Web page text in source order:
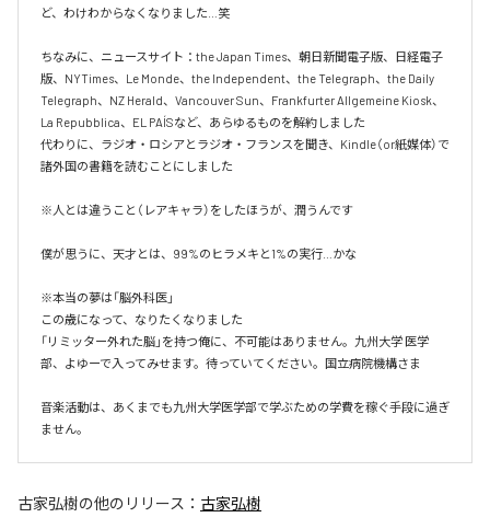
ど、わけわからなくなりました…笑
ちなみに、ニュースサイト：the Japan Times、朝日新聞電子版、日経電子
版、NYTimes、Le Monde、the Independent、the Telegraph、the Daily
Telegraph、NZ Herald、Vancouver Sun、Frankfurter Allgemeine Kiosk、
La Repubblica、EL PAÍSなど、あらゆるものを解約しました
代わりに、ラジオ・ロシアとラジオ・フランスを聞き、Kindle（or紙媒体）で
諸外国の書籍を読むことにしました
※人とは違うこと（レアキャラ）をしたほうが、潤うんです
僕が思うに、天才とは、99%のヒラメキと1%の実行…かな
※本当の夢は「脳外科医」
この歳になって、なりたくなりました
「リミッター外れた脳」を持つ俺に、不可能はありません。九州大学 医学
部、よゆーで入ってみせます。待っていてください。国立病院機構さま
音楽活動は、あくまでも九州大学医学部で学ぶための学費を稼ぐ手段に過ぎ
ません。
古家弘樹の他のリリース： 古家弘樹